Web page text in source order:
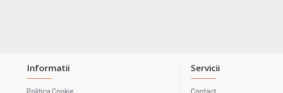
Informatii
Politica Cookie
Servicii
Contact